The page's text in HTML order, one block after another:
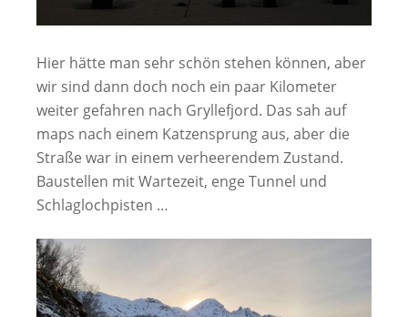
Hier hätte man sehr schön stehen können, aber
wir sind dann doch noch ein paar Kilometer
weiter gefahren nach Gryllefjord. Das sah auf
maps nach einem Katzensprung aus, aber die
Straße war in einem verheerendem Zustand.
Baustellen mit Wartezeit, enge Tunnel und
Schlaglochpisten …